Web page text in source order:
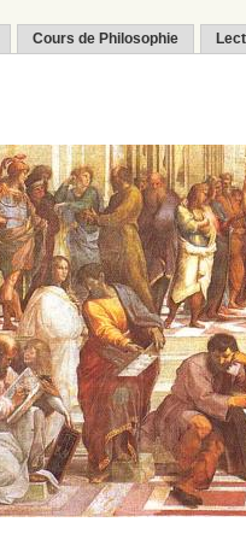
Cours de Philosophie